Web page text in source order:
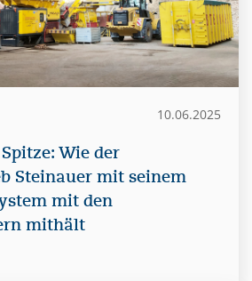
10.06.2025
Wie der
Steinauer mit seinem
mit den
mithält